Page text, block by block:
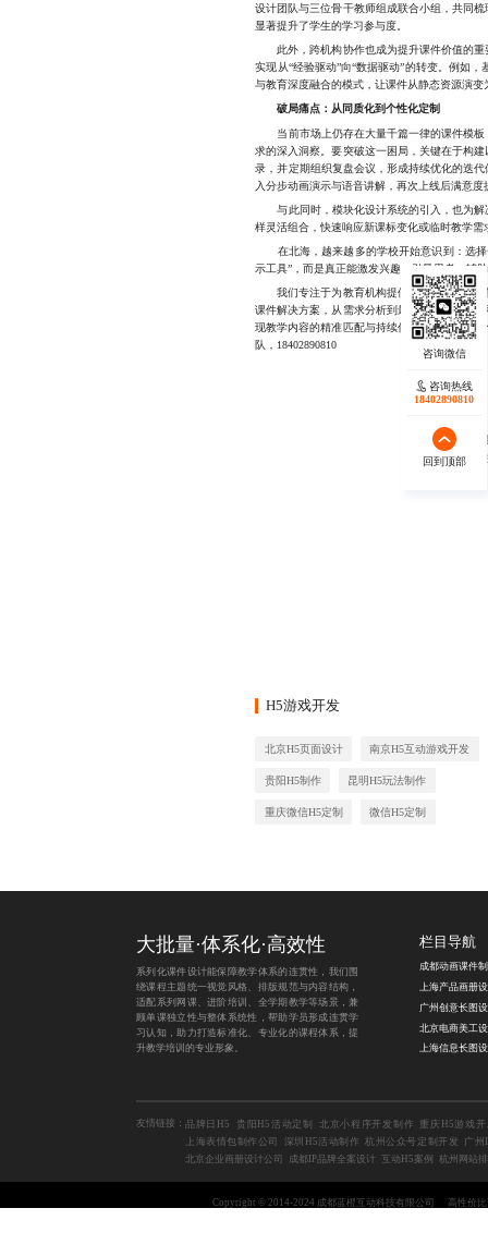
设计团队与三位骨干教师组成联合小组，共同
显著提升了学生的学习参与度。
此外，跨机构协作也成为提升课件价值的重
实现从“经验驱动”向“数据驱动”的转变。例如
与教育深度融合的模式，让课件从静态资源演变
破局痛点：从同质化到个性化定制
当前市场上仍存在大量千篇一律的课件模板
求的深入洞察。要突破这一困局，关键在于构
录，并定期组织复盘会议，形成持续优化的迭
入分步动画演示与语音讲解，再次上线后满意度
与此同时，模块化设计系统的引入，也为解
样灵活组合，快速响应新课标变化或临时教学
在北海，越来越多的学校开始意识到：选择
示工具”，而是真正能激发兴趣、引导思考、辅
我们专注于为教育机构提供专业且可靠的课
课件解决方案，从需求分析到最终交付全程透
现教学内容的精准匹配与持续优化，目前已有
队，18402890810
秉承“
H5游戏开发
北京H5页面设计 南京H5互动游戏开发
贵阳H5制作 昆明H5玩法制作
重庆微信H5定制 微信H5定制
咨询热线
18140119082
回到顶部
咨询热线
18402890810
回到顶部
大批量·体系化·高效性
系列化课件设计能保障教学体系的连贯性，我们围
绕课程主题统一视觉风格、排版规范与内容结构，
适配系列网课、进阶培训、全学期教学等场景，兼
顾单课独立性与整体系统性，帮助学员形成连贯学
习认知，助力打造标准化、专业化的课程体系，提
升教学培训的专业形象。
栏目导航
上海产品画册
友情链接： 品牌日H5 贵阳H5活动定制 北京小程序开发制作
重庆H5游戏开
上海表情包制作公司
深圳H5活动制作 杭州公众号定制开发
广州
北京企业画册设计公司
成都IP品牌全案设计 互动H5案例 杭州网站
Copyright © 2014-2024 成都蓝橙互动科技有限公司 高性价